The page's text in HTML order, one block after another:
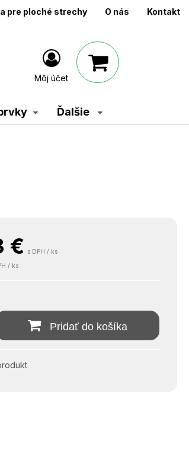
pre ploché strechy O nás Kontakt
Môj účet
Ďalšie
€ s DPH / ks
/ ks
Pridať do košíka